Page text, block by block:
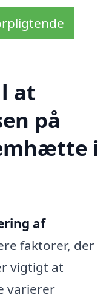
at
på
i
af
faktorer, der
vigtigt at
varierer